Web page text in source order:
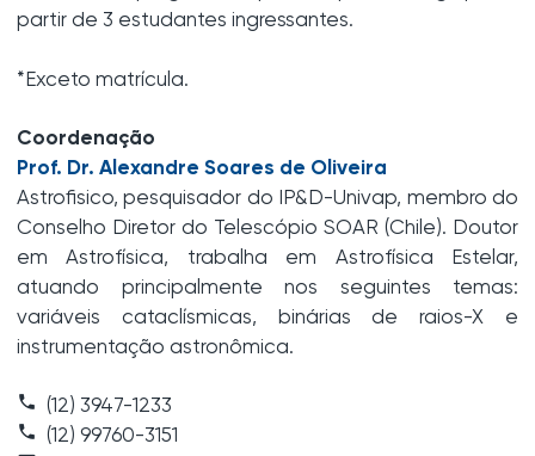
partir de 3 estudantes ingressantes.
*Exceto matrícula.
Coordenação
Prof. Dr. Alexandre Soares de Oliveira
Astrofisico, pesquisador do IP&D-Univap, membro do
Conselho Diretor do Telescópio SOAR (Chile). Doutor
em Astrofísica, trabalha em Astrofísica Estelar,
atuando principalmente nos seguintes temas:
variáveis cataclísmicas, binárias de raios-X e
instrumentação astronômica.
phone (12) 3947-1233
call (12) 99760-3151